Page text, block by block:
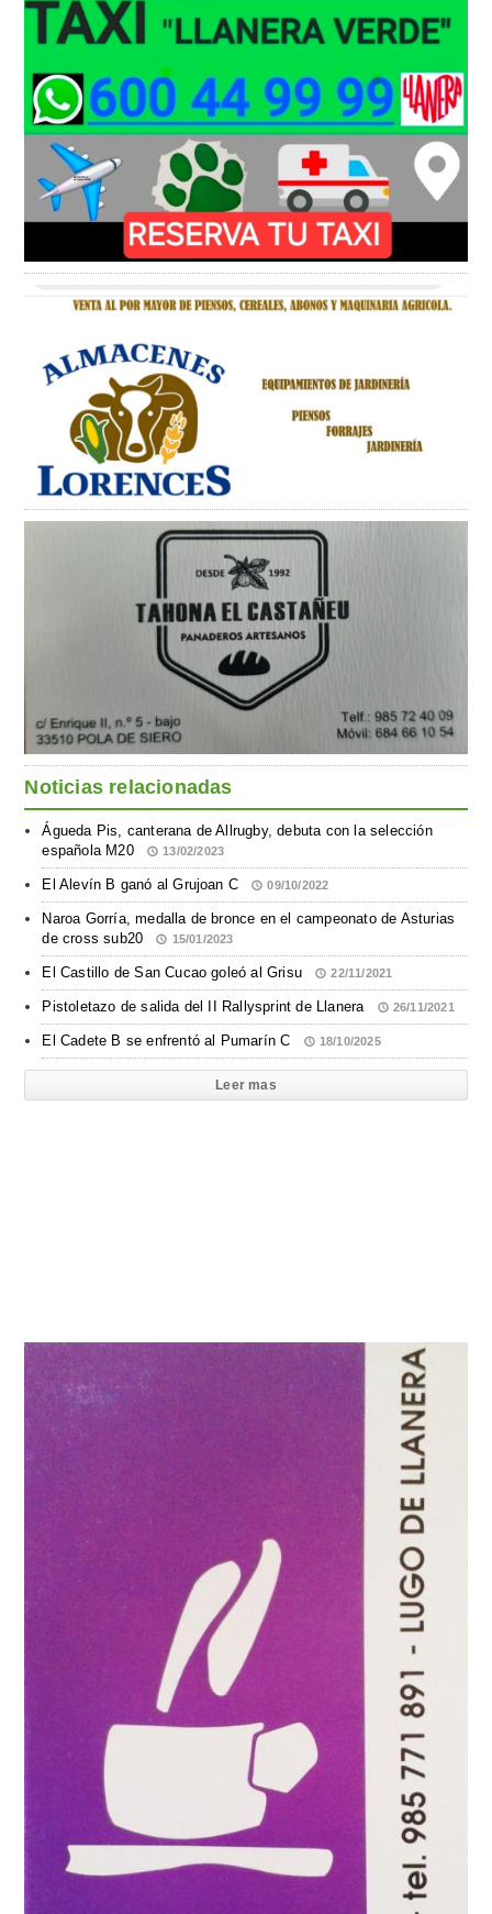
Noticias relacionadas
Águeda Pis, canterana de Allrugby, debuta con la selección
española M20
13/02/2023
El Alevín B ganó al Grujoan C 09/10/2022
Naroa Gorría, medalla de bronce en el campeonato de Asturias
de cross sub20
15/01/2023
El Castillo de San Cucao goleó al Grisu 22/11/2021
Pistoletazo de salida del II Rallysprint de Llanera 26/11/2021
El Cadete B se enfrentó al Pumarín C 18/10/2025
Leer mas